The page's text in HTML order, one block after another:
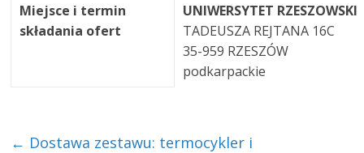
Miejsce i termin
składania ofert
UNIWERSYTET RZESZOWSKI
TADEUSZA REJTANA 16C
35-959 RZESZÓW
podkarpackie
← Dostawa zestawu: termocykler i